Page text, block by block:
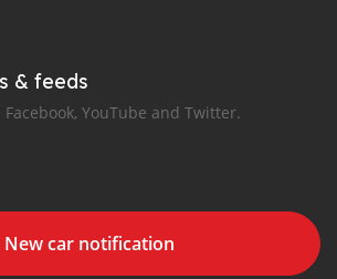
& feeds
YouTube and Twitter.
New car notification